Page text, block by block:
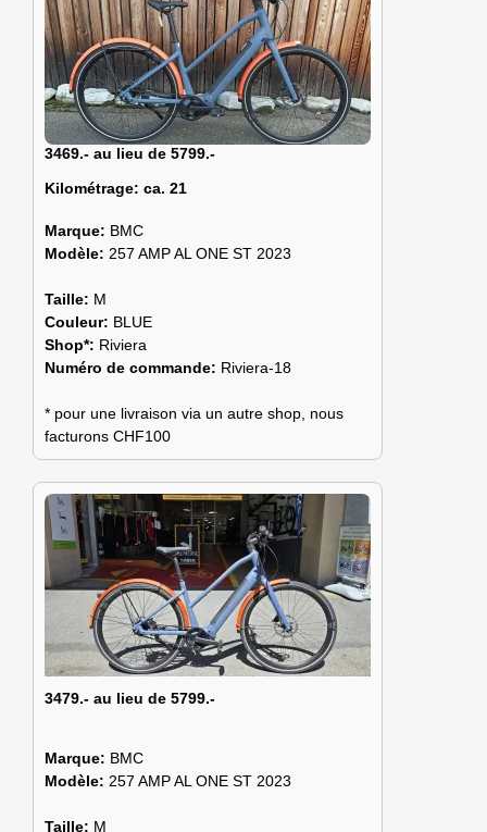
3469.- au lieu de 5799.-
Kilométrage: ca. 21
Marque: BMC
Modèle: 257 AMP AL ONE ST 2023
Taille: M
Couleur: BLUE
Shop*: Riviera
Numéro de commande: Riviera-18
* pour une livraison via un autre shop, nous
facturons CHF100
3479.- au lieu de 5799.-
Marque: BMC
Modèle: 257 AMP AL ONE ST 2023
Taille: M